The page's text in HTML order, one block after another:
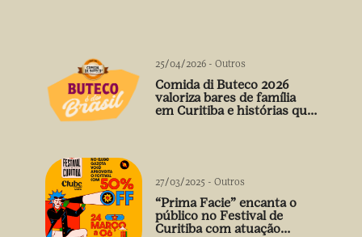
25/04/2026 - Outros
Comida di Buteco 2026
valoriza bares de família
em Curitiba e histórias que
27/03/2025 - Outros
“Prima Facie” encanta o
público no Festival de
Curitiba com atuação